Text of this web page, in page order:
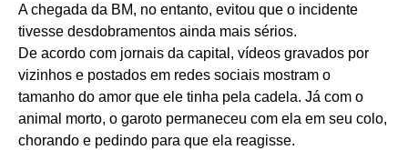
A chegada da BM, no entanto, evitou que o incidente
tivesse desdobramentos ainda mais sérios.
De acordo com jornais da capital, vídeos gravados por
vizinhos e postados em redes sociais mostram o
tamanho do amor que ele tinha pela cadela. Já com o
animal morto, o garoto permaneceu com ela em seu colo,
chorando e pedindo para que ela reagisse.